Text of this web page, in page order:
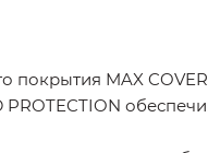
MAX
PROTECTION